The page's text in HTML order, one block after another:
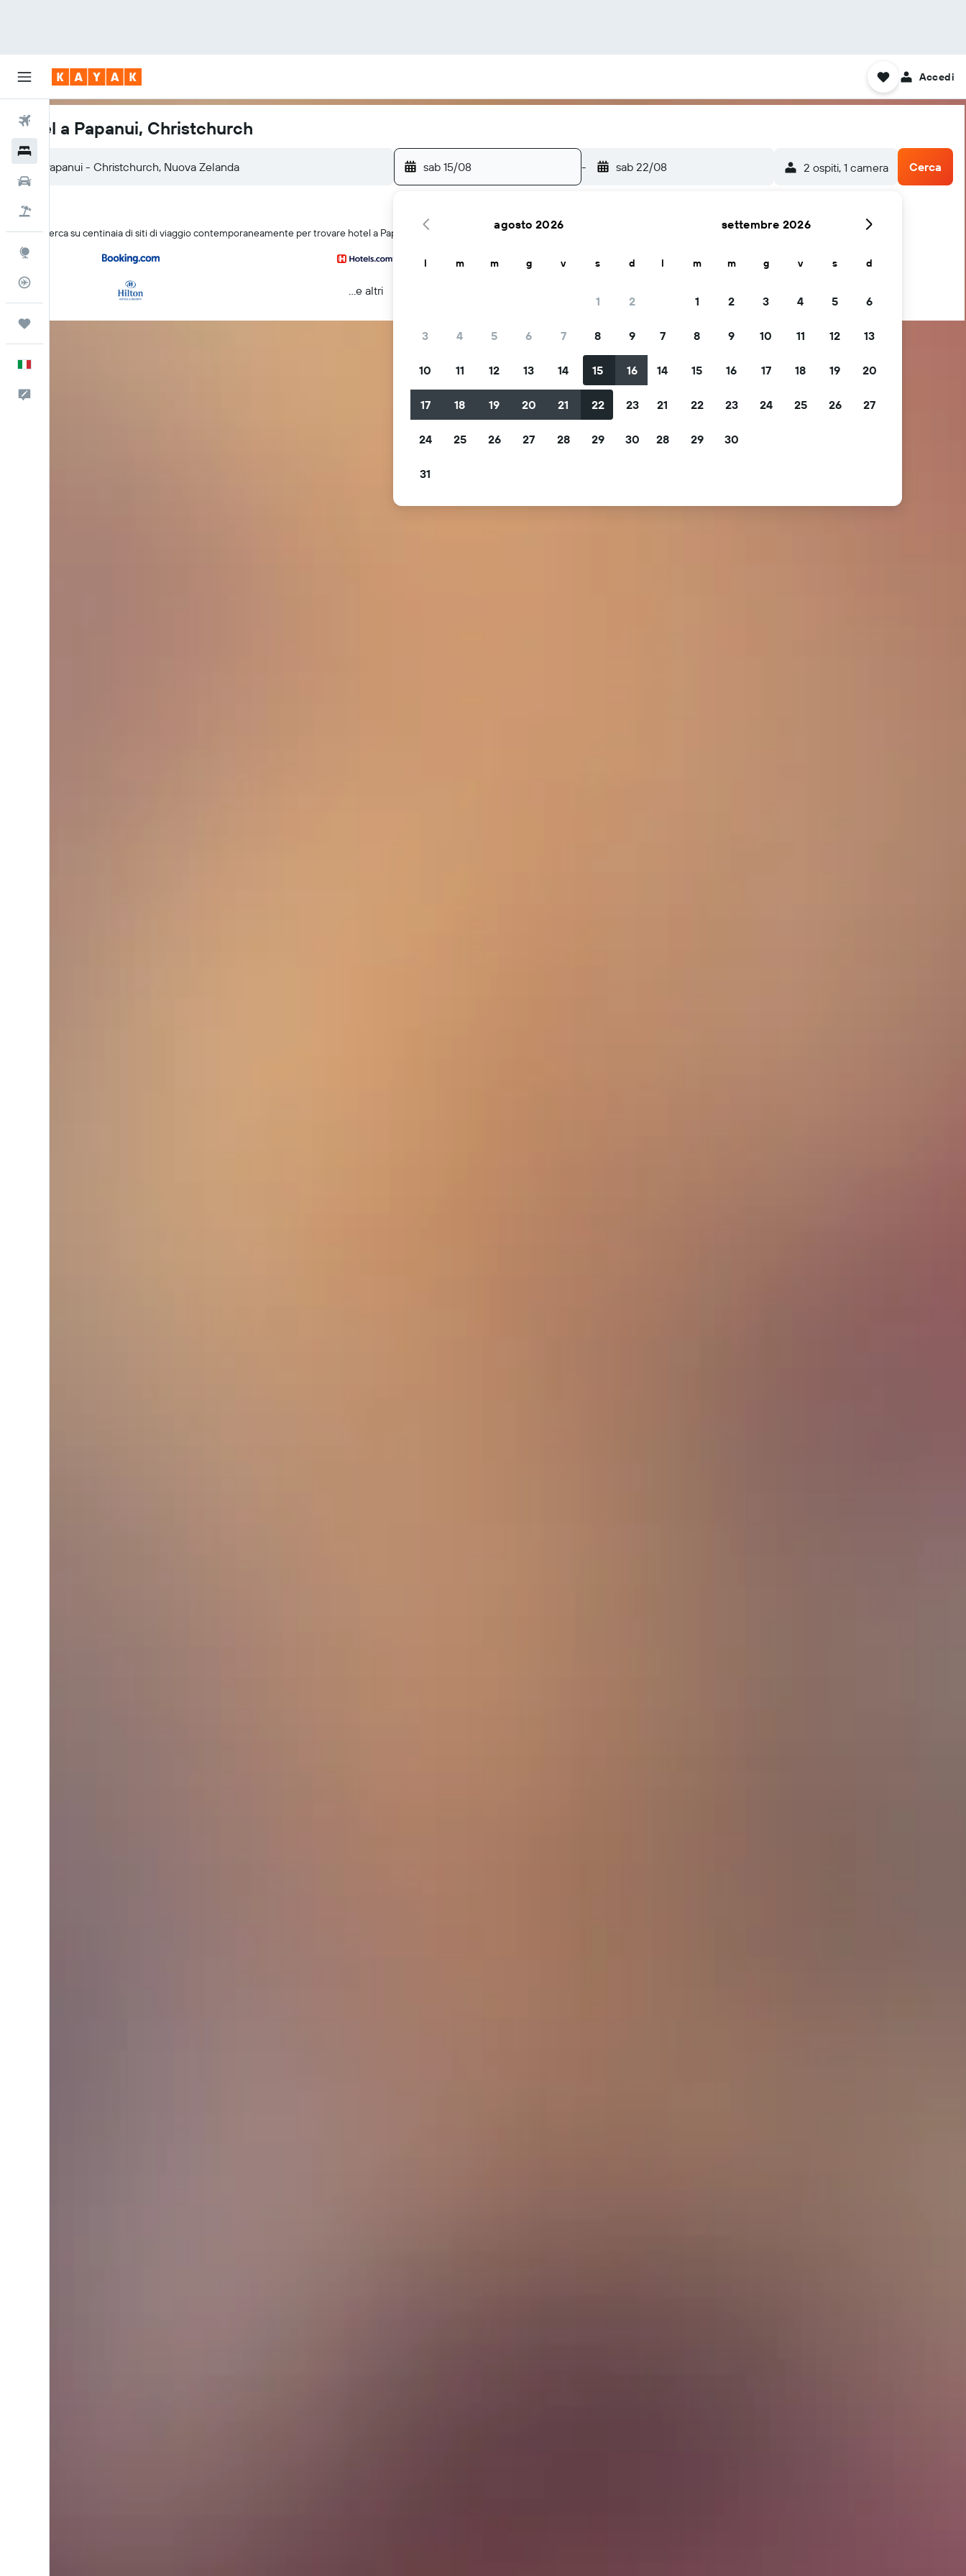
Accedi
Voli
Trips
Hotel a Papanui, Christchurch
Papanui - Christchurch, Nuova Zelanda sab 15/08 - sab 22/08 2 ospiti, 1 camera Cerca
KAYAK cerca su centinaia di siti di viaggio contemporaneamente per trovare hotel a Papanui
...e altri
agosto 2026
l m m g v s d
1 2
3 4 5 6 7 8 9
10 11 12 13 14 15 16
17 18 19 20 21 22 23
24 25 26 27 28 29 30
31
settembre 2026
l m m g v s d
1 2 3 4 5 6
7 8 9 10 11 12 13
14 15 16 17 18 19 20
21 22 23 24 25 26 27
28 29 30